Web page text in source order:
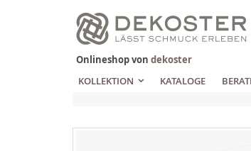
Zum
Inhalt
springen
Onlineshop von dekoster
KOLLEKTION
KATALOGE